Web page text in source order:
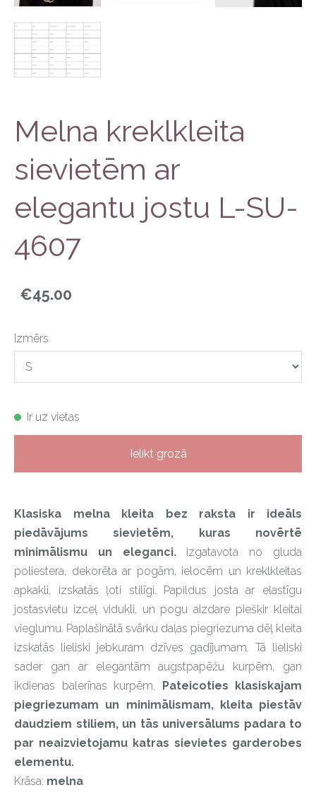
Melna kreklkleita
sievietēm ar
elegantu jostu L-SU-
4607
€45.00
Izmērs
Ir uz vietas
Ielikt grozā
Klasiska melna kleita bez raksta ir ideāls
piedāvājums sievietēm, kuras novērtē
minimālismu un eleganci.Izgatavota no gluda
poliestera, dekorēta ar pogām, ielocēm un kreklkleitas
apkakli, izskatās ļoti stilīgi. Papildus josta ar elastīgu
jostasvietu izceļ vidukli, un pogu aizdare piešķir kleitai
vieglumu. Paplašinātā svārku daļas piegriezuma dēļ kleita
izskatās lieliski jebkuram dzīves gadījumam. Tā lieliski
sader gan ar elegantām augstpapēžu kurpēm, gan
ikdienas balerīnas kurpēm.
Pateicoties klasiskajam
piegriezumam un minimālismam, kleita piestāv
daudziem stiliem, un tās universālums padara to
par neaizvietojamu katras sievietes garderobes
elementu.
Krāsa: melna